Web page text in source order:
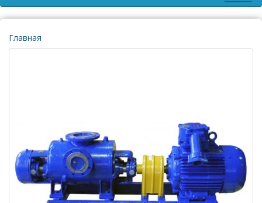
Главная